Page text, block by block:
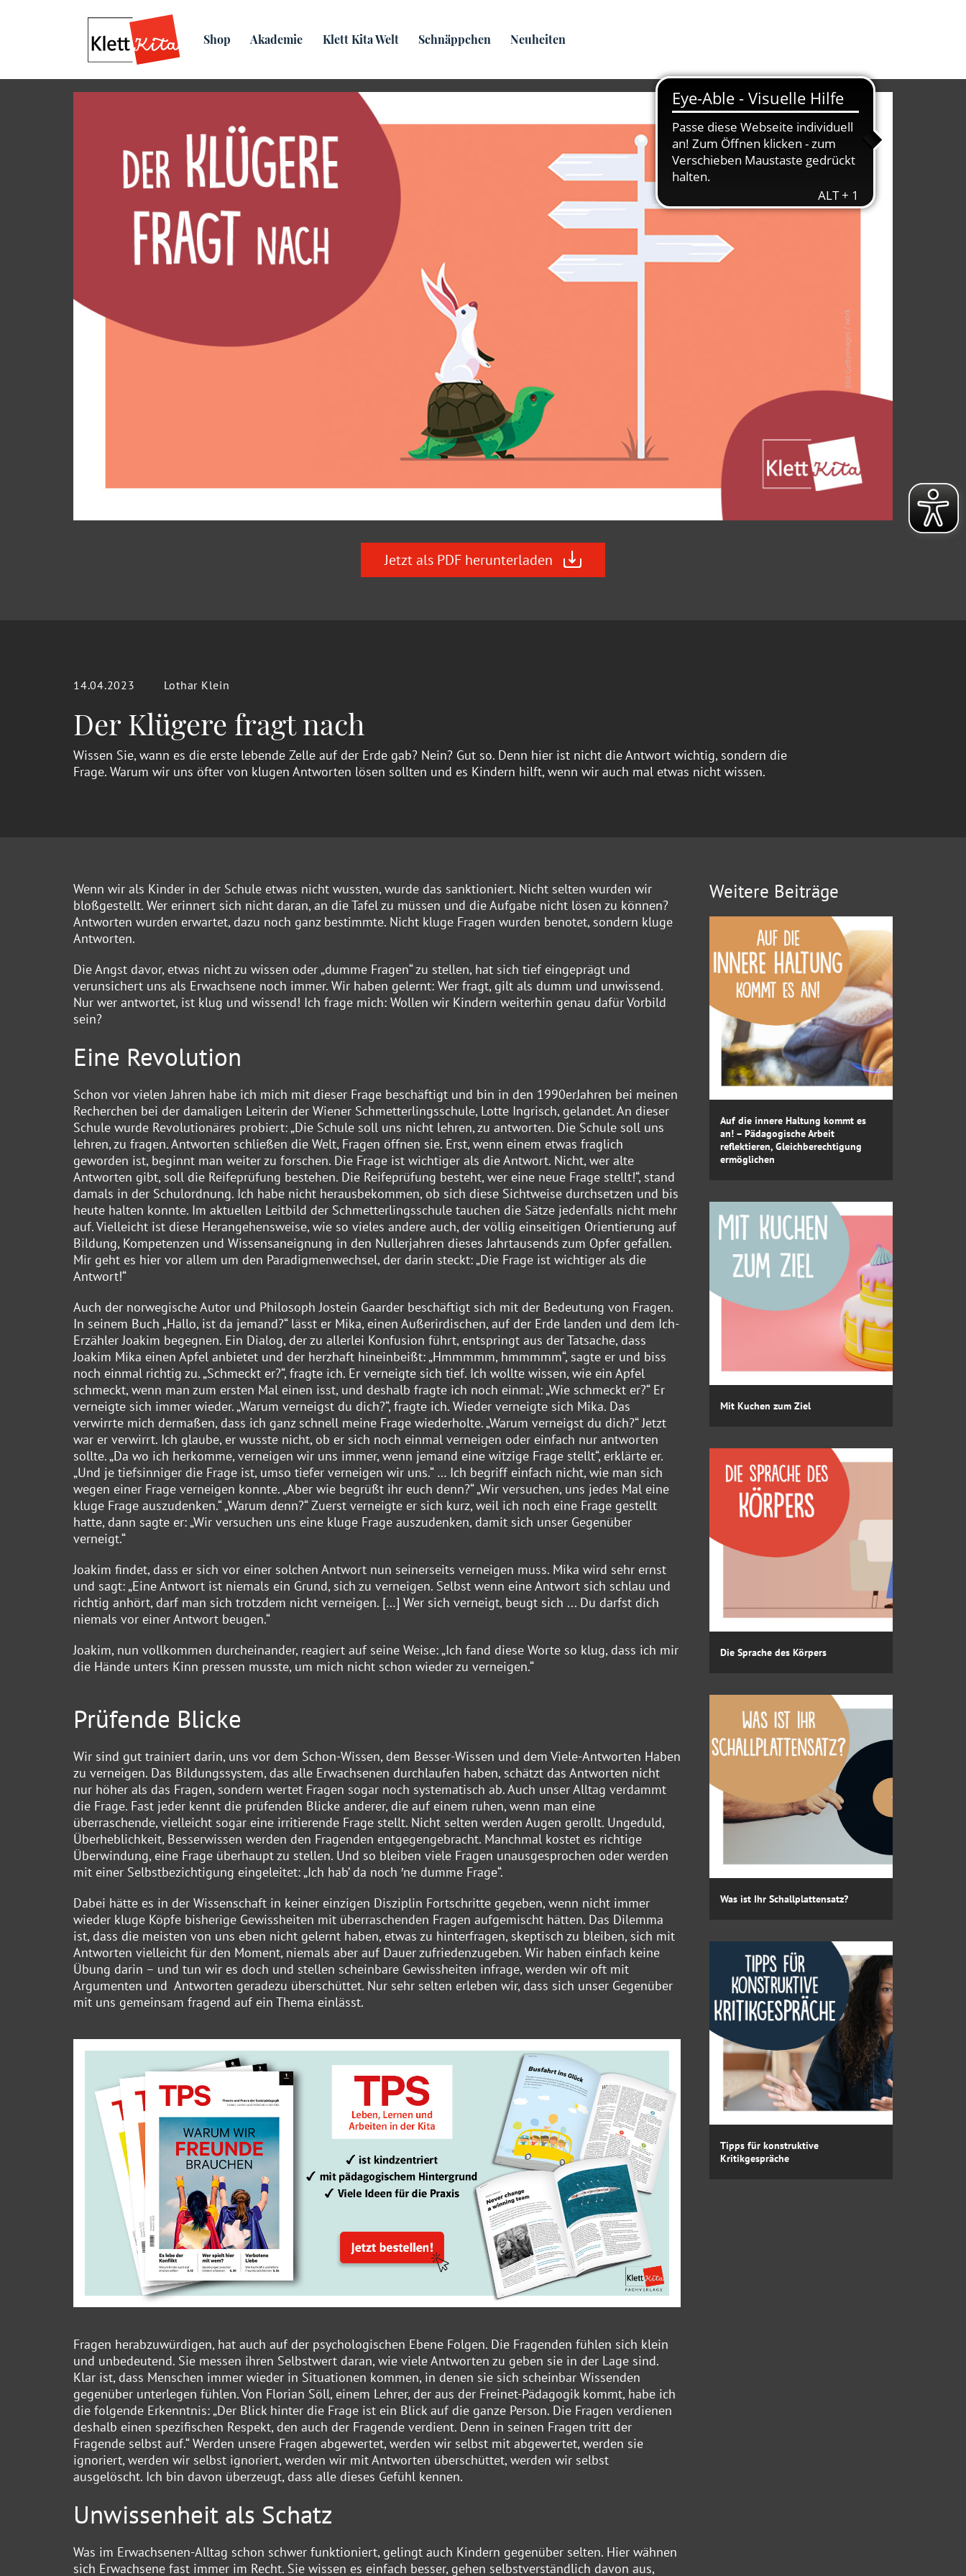
Shop Akademie Klett Kita Welt Schnäppchen Neuheiten
Übersicht
Jetzt als PDF herunterladen
14.04.2023 Lothar Klein
Der Klügere fragt nach
Wissen Sie, wann es die erste lebende Zelle auf der Erde gab? Nein? Gut so. Denn hier ist nicht die Antwort wichtig, sondern die
Frage. Warum wir uns öfter von klugen Antworten lösen sollten und es Kindern hilft, wenn wir auch mal etwas nicht wissen.
Wenn wir als Kinder in der Schule etwas nicht wussten, wurde das sanktioniert. Nicht selten wurden wir
bloßgestellt. Wer erinnert sich nicht daran, an die Tafel zu müssen und die Aufgabe nicht lösen zu können?
Antworten wurden erwartet, dazu noch ganz bestimmte. Nicht kluge Fragen wurden benotet, sondern kluge
Antworten.
Die Angst davor, etwas nicht zu wissen oder „dumme Fragen“ zu stellen, hat sich tief eingeprägt und
verunsichert uns als Erwachsene noch immer. Wir haben gelernt: Wer fragt, gilt als dumm und unwissend.
Nur wer antwortet, ist klug und wissend! Ich frage mich: Wollen wir Kindern weiterhin genau dafür Vorbild
sein?
Eine Revolution
Schon vor vielen Jahren habe ich mich mit dieser Frage beschäftigt und bin in den 1990erJahren bei meinen
Recherchen bei der damaligen Leiterin der Wiener Schmetterlingsschule, Lotte Ingrisch, gelandet. An dieser
Schule wurde Revolutionäres probiert: „Die Schule soll uns nicht lehren, zu antworten. Die Schule soll uns
lehren, zu fragen. Antworten schließen die Welt, Fragen öffnen sie. Erst, wenn einem etwas fraglich
geworden ist, beginnt man weiter zu forschen. Die Frage ist wichtiger als die Antwort. Nicht, wer alte
Antworten gibt, soll die Reifeprüfung bestehen. Die Reifeprüfung besteht, wer eine neue Frage stellt!“, stand
damals in der Schulordnung. Ich habe nicht herausbekommen, ob sich diese Sichtweise durchsetzen und bis
heute halten konnte. Im aktuellen Leitbild der Schmetterlingsschule tauchen die Sätze jedenfalls nicht mehr
auf. Vielleicht ist diese Herangehensweise, wie so vieles andere auch, der völlig einseitigen Orientierung auf
Bildung, Kompetenzen und Wissensaneignung in den Nullerjahren dieses Jahrtausends zum Opfer gefallen.
Mir geht es hier vor allem um den Paradigmenwechsel, der darin steckt: „Die Frage ist wichtiger als die
Antwort!“
Auch der norwegische Autor und Philosoph Jostein Gaarder beschäftigt sich mit der Bedeutung von Fragen.
In seinem Buch „Hallo, ist da jemand?“ lässt er Mika, einen Außerirdischen, auf der Erde landen und dem Ich-
Erzähler Joakim begegnen. Ein Dialog, der zu allerlei Konfusion führt, entspringt aus der Tatsache, dass
Joakim Mika einen Apfel anbietet und der herzhaft hineinbeißt: „Hmmmmm, hmmmmm“, sagte er und biss
noch einmal richtig zu. „Schmeckt er?“, fragte ich. Er verneigte sich tief. Ich wollte wissen, wie ein Apfel
schmeckt, wenn man zum ersten Mal einen isst, und deshalb fragte ich noch einmal: „Wie schmeckt er?“ Er
verneigte sich immer wieder. „Warum verneigst du dich?“, fragte ich. Wieder verneigte sich Mika. Das
verwirrte mich dermaßen, dass ich ganz schnell meine Frage wiederholte. „Warum verneigst du dich?“ Jetzt
war er verwirrt. Ich glaube, er wusste nicht, ob er sich noch einmal verneigen oder einfach nur antworten
sollte. „Da wo ich herkomme, verneigen wir uns immer, wenn jemand eine witzige Frage stellt“, erklärte er.
„Und je tiefsinniger die Frage ist, umso tiefer verneigen wir uns.“ … Ich begriff einfach nicht, wie man sich
wegen einer Frage verneigen konnte. „Aber wie begrüßt ihr euch denn?“ „Wir versuchen, uns jedes Mal eine
kluge Frage auszudenken.“ „Warum denn?“ Zuerst verneigte er sich kurz, weil ich noch eine Frage gestellt
hatte, dann sagte er: „Wir versuchen uns eine kluge Frage auszudenken, damit sich unser Gegenüber
verneigt.“
Joakim findet, dass er sich vor einer solchen Antwort nun seinerseits verneigen muss. Mika wird sehr ernst
und sagt: „Eine Antwort ist niemals ein Grund, sich zu verneigen. Selbst wenn eine Antwort sich schlau und
richtig anhört, darf man sich trotzdem nicht verneigen. […] Wer sich verneigt, beugt sich ... Du darfst dich
niemals vor einer Antwort beugen.“
Joakim, nun vollkommen durcheinander, reagiert auf seine Weise: „Ich fand diese Worte so klug, dass ich mir
die Hände unters Kinn pressen musste, um mich nicht schon wieder zu verneigen.“
Prüfende Blicke
Wir sind gut trainiert darin, uns vor dem Schon-Wissen, dem Besser-Wissen und dem Viele-Antworten Haben
zu verneigen. Das Bildungssystem, das alle Erwachsenen durchlaufen haben, schätzt das Antworten nicht
nur höher als das Fragen, sondern wertet Fragen sogar noch systematisch ab. Auch unser Alltag verdammt
die Frage. Fast jeder kennt die prüfenden Blicke anderer, die auf einem ruhen, wenn man eine
überraschende, vielleicht sogar eine irritierende Frage stellt. Nicht selten werden Augen gerollt. Ungeduld,
Überheblichkeit, Besserwissen werden den Fragenden entgegengebracht. Manchmal kostet es richtige
Überwindung, eine Frage überhaupt zu stellen. Und so bleiben viele Fragen unausgesprochen oder werden
mit einer Selbstbezichtigung eingeleitet: „Ich hab’ da noch ′ne dumme Frage“.
Dabei hätte es in der Wissenschaft in keiner einzigen Disziplin Fortschritte gegeben, wenn nicht immer
wieder kluge Köpfe bisherige Gewissheiten mit überraschenden Fragen aufgemischt hätten. Das Dilemma
ist, dass die meisten von uns eben nicht gelernt haben, etwas zu hinterfragen, skeptisch zu bleiben, sich mit
Antworten vielleicht für den Moment, niemals aber auf Dauer zufriedenzugeben. Wir haben einfach keine
Übung darin – und tun wir es doch und stellen scheinbare Gewissheiten infrage, werden wir oft mit
Argumenten und Antworten geradezu überschüttet. Nur sehr selten erleben wir, dass sich unser Gegenüber
mit uns gemeinsam fragend auf ein Thema einlässt.
Fragen herabzuwürdigen, hat auch auf der psychologischen Ebene Folgen. Die Fragenden fühlen sich klein
und unbedeutend. Sie messen ihren Selbstwert daran, wie viele Antworten zu geben sie in der Lage sind.
Klar ist, dass Menschen immer wieder in Situationen kommen, in denen sie sich scheinbar Wissenden
gegenüber unterlegen fühlen. Von Florian Söll, einem Lehrer, der aus der Freinet-Pädagogik kommt, habe ich
die folgende Erkenntnis: „Der Blick hinter die Frage ist ein Blick auf die ganze Person. Die Fragen verdienen
deshalb einen spezifischen Respekt, den auch der Fragende verdient. Denn in seinen Fragen tritt der
Fragende selbst auf.“ Werden unsere Fragen abgewertet, werden wir selbst mit abgewertet, werden sie
ignoriert, werden wir selbst ignoriert, werden wir mit Antworten überschüttet, werden wir selbst
ausgelöscht. Ich bin davon überzeugt, dass alle dieses Gefühl kennen.
Unwissenheit als Schatz
Was im Erwachsenen-Alltag schon schwer funktioniert, gelingt auch Kindern gegenüber selten. Hier wähnen
sich Erwachsene fast immer im Recht. Sie wissen es einfach besser, gehen selbstverständlich davon aus,
Weitere Beiträge
Auf die innere Haltung kommt es
an! – Pädagogische Arbeit
reflektieren, Gleichberechtigung
ermöglichen
Mit Kuchen zum Ziel
Die Sprache des Körpers
Was ist Ihr Schallplattensatz?
Tipps für konstruktive
Kritikgespräche